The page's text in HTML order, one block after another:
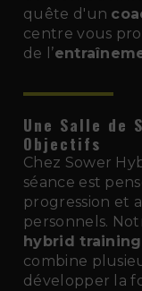
quête d'un
centre vous
de l’
Une Salle de
Objectifs
Chez Sower
séance est
progression et
personnels.
hybrid training
combine
développer la